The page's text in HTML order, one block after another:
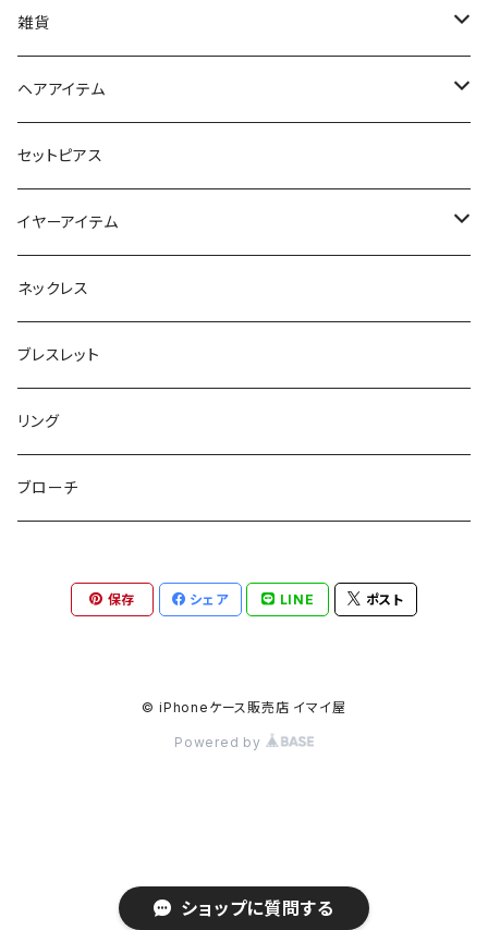
ショップに質問する
iPhoneケース
スマホリング＆グリップ
マルチショルダー
雑貨
ポーチ
マチ付きポーチ
フラットポーチ
スマートキーポーチ
チャーム / カラビナ
ウォレット / 財布
トートバッグ
パスケース
ミラー
ハンドタオル
気化冷却スカーフ
ヘアアイテム
静電気軽減ヘアブレスレット
ポニーフック
テールクラッチ
シュシュット
キープスタイラー
ヘアピン
ヘアクリップ
セットピアス
イヤーアイテム
ステンレスピアス
ピアス
イヤリング
セットピアス
イヤーカフ
ネックレス
ブレスレット
リング
ブローチ
保存 シェア LINE ポスト
© iPhoneケース販売店 イマイ屋
Powered by